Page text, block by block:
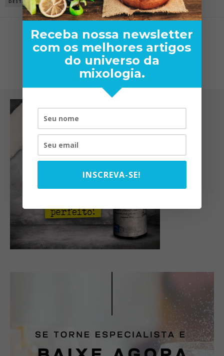
DESTAQUE PATRON PERFECTIONIST RECEITAS
SEM MAIS ARTIGOS
Receba nossa newsletter
com os melhores artigos
do universo da
mixologia.
INSCREVA-SE!